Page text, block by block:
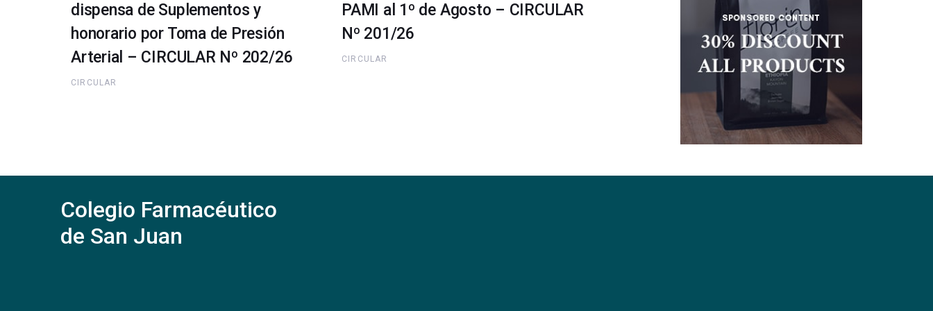
dispensa de Suplementos y
honorario por Toma de Presión
Arterial – CIRCULAR Nº 202/26
CIRCULAR
PAMI al 1º de Agosto – CIRCULAR
Nº 201/26
CIRCULAR
Colegio Farmacéutico
de San Juan